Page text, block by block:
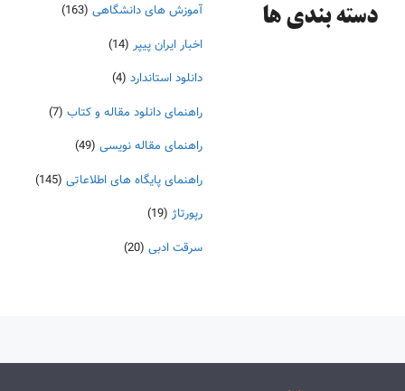
دسته‌ بندی ها آموزش های دانشگاهی (163)
اخبار ایران پیپر (14)
دانلود استاندارد (4)
راهنمای دانلود مقاله و کتاب (7)
راهنمای مقاله نویسی (49)
راهنمای پایگاه های اطلاعاتی (145)
رپورتاژ (19)
سرقت ادبی (20)